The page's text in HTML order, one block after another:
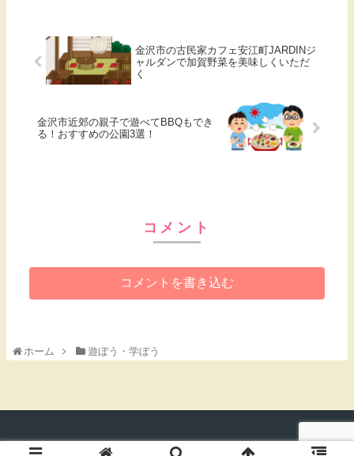
金沢市の古民家カフェ安江町JARDINジ
ャルダンで加賀野菜を美味しくいただ
く
金沢市近郊の親子で遊べてBBQもでき
る！おすすめの公園3選！
コメント
コメントを書き込む
ホーム 遊ぼう・学ぼう